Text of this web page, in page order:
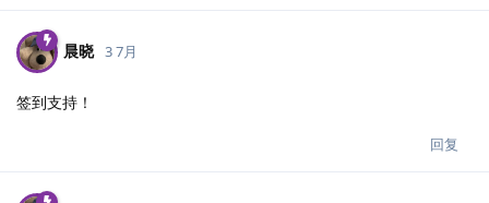
晨晓 3 7月
签到支持！
回复